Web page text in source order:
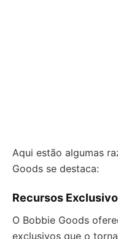
Aqui estão algumas
Goods se destaca:
Recursos
O Bobbie Goods
exclusivos que o